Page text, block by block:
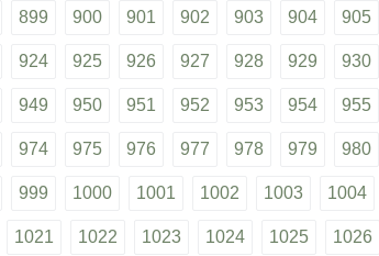
899 900 901 902 903 904 905
924 925 926 927 928 929 930
949 950 951 952 953 954 955
974 975 976 977 978 979 980
999 1000 1001 1002 1003 1004
1021 1022 1023 1024 1025 1026